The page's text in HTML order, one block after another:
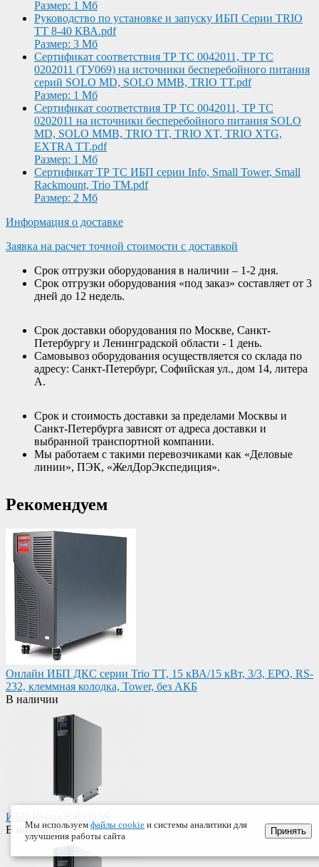
Размер: 1 Мб
Руководство по установке и запуску ИБП Серии TRIO
TT 8-40 КВА.pdf
Размер: 3 Мб
Сертификат соответствия ТР ТС 0042011, ТР ТС
0202011 (ТУ069) на источники бесперебойного питания
серий SOLO MD, SOLO MMB, TRIO TT.pdf
Размер: 1 Мб
Сертификат соответствия ТР ТС 0042011, ТР ТС
0202011 на источники бесперебойного питания SOLO
MD, SOLO MMB, TRIO TT, TRIO XT, TRIO XTG,
EXTRA TT.pdf
Размер: 1 Мб
Сертификат ТР ТС ИБП серии Info, Small Tower, Small
Rackmount, Trio TM.pdf
Размер: 2 Мб
Информация о доставке
Заявка на расчет точной стоимости с доставкой
Срок отгрузки оборудования в наличии – 1-2 дня.
Срок отгрузки оборудования «под заказ» составляет от 3
дней до 12 недель.
Срок доставки оборудования по Москве, Санкт-
Петербургу и Ленинградской области - 1 день.
Самовывоз оборудования осуществляется со склада по
адресу: Санкт-Петербург, Софийская ул., дом 14, литера
А.
Срок и стоимость доставки за пределами Москвы и
Санкт-Петербурга зависят от адреса доставки и
выбранной транспортной компании.
Мы работаем с такими перевозчиками как «Деловые
линии», ПЭК, «ЖелДорЭкспедиция».
Рекомендуем
Онлайн ИБП ДКС серии Trio TT, 15 кВА/15 кВт, 3/3, EPO, RS-
232, клеммная колодка, Tower, без АКБ
В наличии
ИБП Kehua KR3315S
В наличии
Мы используем файлы cookie и системы аналитики для
улучшения работы сайта
Принять